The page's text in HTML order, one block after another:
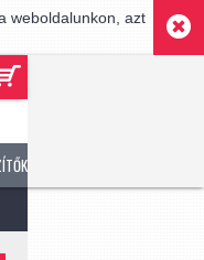
weboldalunkon, azt